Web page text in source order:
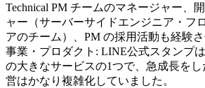
Technical PM チームのマネージャー、
ャー（サーバーサイドエンジニア・フ
アのチーム）、PM の採用活動も経験
事業・プロダクト : LINE公式スタンプ
の大きなサービスの1つで、急成長を
営はかなり複雑化していました。